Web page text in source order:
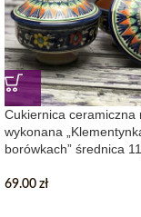
Cukiernica ceramiczna
wykonana
borówkach” średnica
69.00 zł